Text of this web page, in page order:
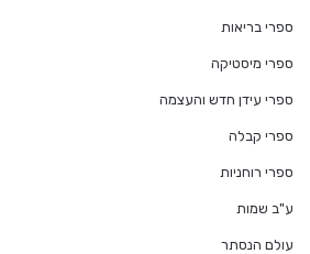
ספרי בריאות
ספרי מיסטיקה
ספרי עידן חדש והעצמה
ספרי קבלה
ספרי רוחניות
ע"ב שמות
עולם הנסתר